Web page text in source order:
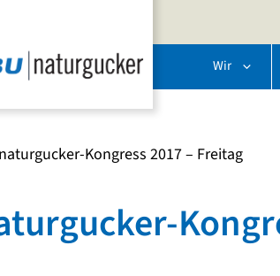
Wir
Kongress 2017 – Freitag